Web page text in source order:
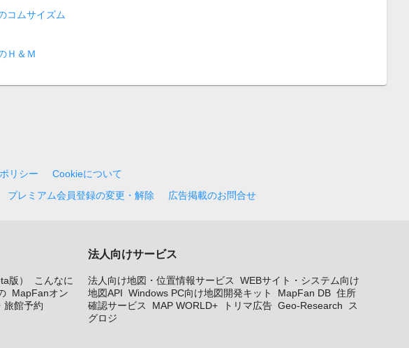
コムサイズム
Ｈ＆Ｍ
リシー
Cookieについて
プレミアム会員登録の変更・解除 広告掲載のお問合せ
版）
こんなに
MapFanオン
旅館予約
法人向けサービス
法人向け地図・位置情報サービス
WEBサイト・システム向け
地図API Windows PC向け地図開発キット MapFan DB 住所
確認サービス
MAP WORLD+ トリマ広告 Geo-Research
ス
グロジ